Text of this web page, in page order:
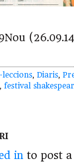
, Diaris,
, festival
in to post